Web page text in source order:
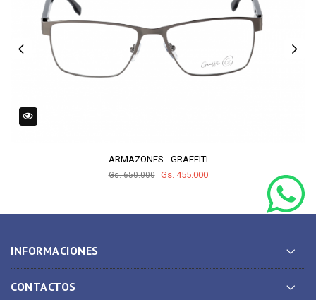
ARMAZONES - GRAFFITI
Gs. 650.000 Gs. 455.000
INFORMACIONES
CONTACTOS